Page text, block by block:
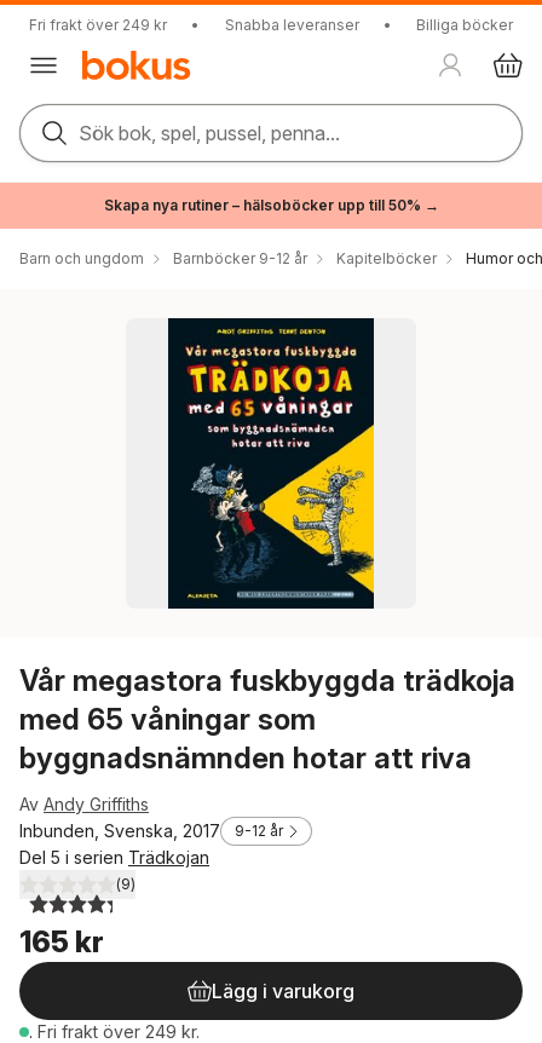
Fri frakt över 249 kr • Snabba leveranser • Billiga böcker
Sök bok, spel, pussel, penna...
Skapa nya rutiner – hälsoböcker upp till 50% →
Barn och ungdom Barnböcker 9-12 år Kapitelböcker Humor
Vår megastora fuskbyggda trädkoja
med 65 våningar som
byggnadsnämnden hotar att riva
Av Andy Griffiths
Inbunden, Svenska, 2017
9-12 år
Del 5 i serien Trädkojan
4,3utav 5 stjärnor. Totalt antal röster:
(9)
165 kr
Lägg i varukorg
. Fri frakt över 249 kr.